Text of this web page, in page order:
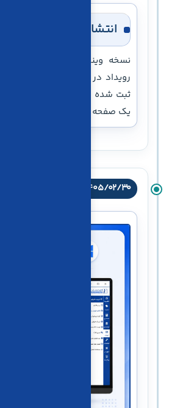
انتشار نسخه ویندوز
نسخه ویندوز نرم‌افزار کاریا
رویداد در کنار نسخه‌ها و
ثبت شده است تا کاربران بتوانند
یک صفحه دنبال کنند.
۱۴۰۵/۰۲/۳۰